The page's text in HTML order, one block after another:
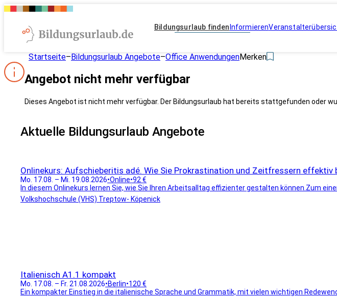
Bildungsurlaub finden Informieren
Startseite–Bildungsurlaub Angebote–Office AnwendungenMerken
Angebot nicht mehr verfügbar
Dieses Angebot ist nicht mehr verfügbar. Der Bildungsurlaub hat bereits stattgefunden oder
Aktuelle Bildungsurlaub Angebote
Onlinekurs: Aufschieberitis adé. Wie Sie Prokrastination und Zeitfressern effektiv
Mo. 17.08. – Mi. 19.08.2026•Online•92 €
In diesem Onlinekurs lernen Sie, wie Sie Ihren Arbeitsalltag effizienter gestalten können.Zum
Volkshochschule (VHS) Treptow- Köpenick
Italienisch A1.1 kompakt
Mo. 17.08. – Fr. 21.08.2026•Berlin•120 €
Ein kompakter Einstieg in die italienische Sprache und Grammatik, mit vielen wichtigen